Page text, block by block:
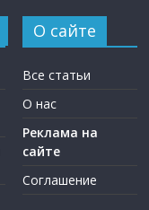
О сайте
Все статьи
О нас
Реклама на
сайте
Соглашение